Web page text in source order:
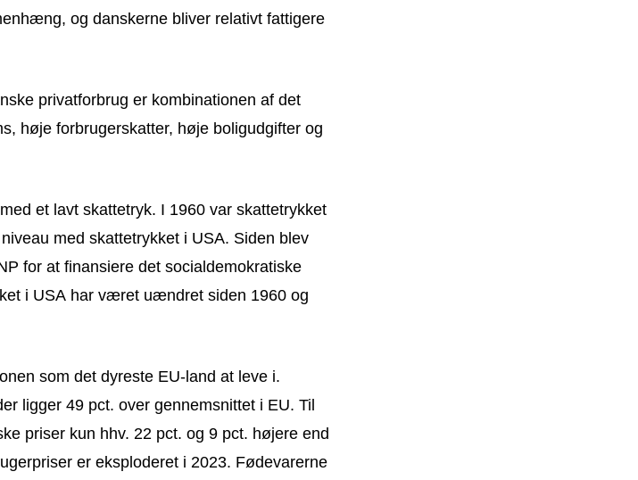
og danskerne bliver relativt fattigere
privatforbrug er kombinationen af det
høje forbrugerskatter, høje boligudgifter og
et lavt skattetryk. I 1960 var skattetrykket
med skattetrykket i USA. Siden blev
for at finansiere det socialdemokratiske
i USA har været uændret siden 1960 og
som det dyreste EU-land at leve i.
ligger 49 pct. over gennemsnittet i EU. Til
priser kun hhv. 22 pct. og 9 pct. højere end
er eksploderet i 2023. Fødevarerne